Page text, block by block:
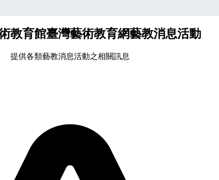
教育館臺灣藝術教育網藝教消息活動
提供各類藝教消息活動之相關訊息